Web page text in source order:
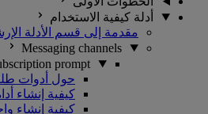
أدلة كيفية الاستخدام
مقدمة إلى قسم الأدلة
Messaging channels
prompt
حول أدوات
كيفية إنشاء
كيفية إنشاء